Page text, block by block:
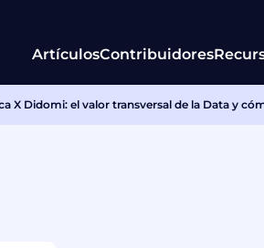
ArtículosContribuidores
X Didomi: el valor transversal de la Data y